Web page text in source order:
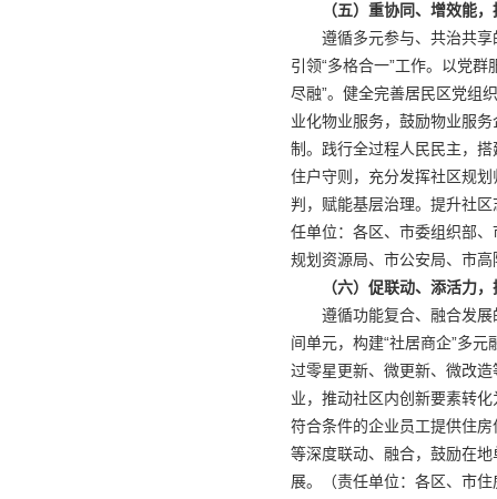
（五）重协同、增效能
遵循多元参与、共治共
引领“多格合一”工作。以党
尽融”。健全完善居民区党组
业化物业服务，鼓励物业服
制。践行全过程人民民主，
住户守则，充分发挥社区规
判，赋能基层治理。提升社
任单位：各区、市委组织部
规划资源局、市公安局、市高
（六）促联动、添活力
遵循功能复合、融合发
间单元，构建“社居商企”多
过零星更新、微更新、微改
业，推动社区内创新要素转
符合条件的企业员工提供住
等深度联动、融合，鼓励在
展。（责任单位：各区、市